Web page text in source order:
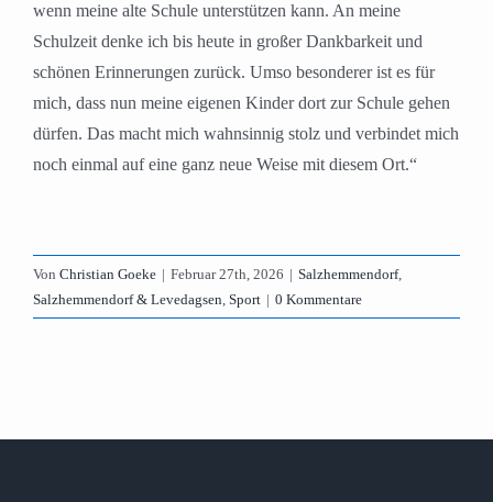
wenn meine alte Schule unterstützen kann. An meine
Schulzeit denke ich bis heute in großer Dankbarkeit und
schönen Erinnerungen zurück. Umso besonderer ist es für
mich, dass nun meine eigenen Kinder dort zur Schule gehen
dürfen. Das macht mich wahnsinnig stolz und verbindet mich
noch einmal auf eine ganz neue Weise mit diesem Ort.“
Von Christian Goeke | Februar 27th, 2026 | Salzhemmendorf,
Salzhemmendorf & Levedagsen, Sport | 0 Kommentare